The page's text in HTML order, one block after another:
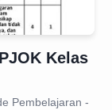
Kelas
Pembelajaran -